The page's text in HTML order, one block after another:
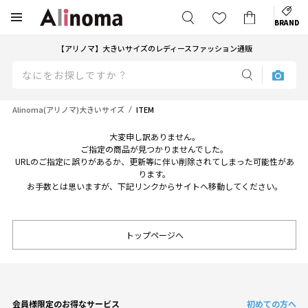
BRAND
【アリノマ】大きいサイズのレディースファッション通販
Alinoma(アリノマ)大きいサイズ ITEM
大変申し訳ありません。
ご指定の商品が見つかりませんでした。
URLのご指定に誤りがあるか、更新等に伴い削除されてしまった可能性があ
ります。
お手数とは思いますが、下記リンクからサイトへ移動してください。
トップページへ
会員様限定のお得なサービス 初めての方へ